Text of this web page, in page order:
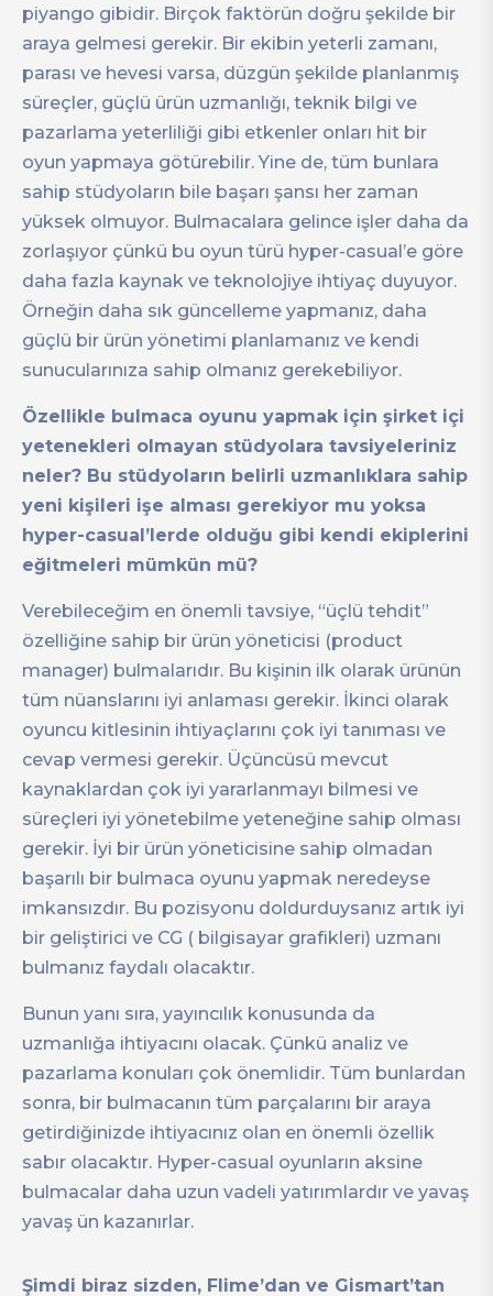
piyango gibidir. Birçok faktörün doğru şekilde bir
araya gelmesi gerekir. Bir ekibin yeterli zamanı,
parası ve hevesi varsa, düzgün şekilde planlanmış
süreçler, güçlü ürün uzmanlığı, teknik bilgi ve
pazarlama yeterliliği gibi etkenler onları hit bir
oyun yapmaya götürebilir. Yine de, tüm bunlara
sahip stüdyoların bile başarı şansı her zaman
yüksek olmuyor. Bulmacalara gelince işler daha da
zorlaşıyor çünkü bu oyun türü hyper-casual’e göre
daha fazla kaynak ve teknolojiye ihtiyaç duyuyor.
Örneğin daha sık güncelleme yapmanız, daha
güçlü bir ürün yönetimi planlamanız ve kendi
sunucularınıza sahip olmanız gerekebiliyor.
Özellikle bulmaca oyunu yapmak için şirket içi
yetenekleri olmayan stüdyolara tavsiyeleriniz
neler? Bu stüdyoların belirli uzmanlıklara sahip
yeni kişileri işe alması gerekiyor mu yoksa
hyper-casual’lerde olduğu gibi kendi ekiplerini
eğitmeleri mümkün mü?
Verebileceğim en önemli tavsiye, “üçlü tehdit”
özelliğine sahip bir ürün yöneticisi (product
manager) bulmalarıdır. Bu kişinin ilk olarak ürünün
tüm nüanslarını iyi anlaması gerekir. İkinci olarak
oyuncu kitlesinin ihtiyaçlarını çok iyi tanıması ve
cevap vermesi gerekir. Üçüncüsü mevcut
kaynaklardan çok iyi yararlanmayı bilmesi ve
süreçleri iyi yönetebilme yeteneğine sahip olması
gerekir. İyi bir ürün yöneticisine sahip olmadan
başarılı bir bulmaca oyunu yapmak neredeyse
imkansızdır. Bu pozisyonu doldurduysanız artık iyi
bir geliştirici ve CG ( bilgisayar grafikleri) uzmanı
bulmanız faydalı olacaktır.
Bunun yanı sıra, yayıncılık konusunda da
uzmanlığa ihtiyacını olacak. Çünkü analiz ve
pazarlama konuları çok önemlidir. Tüm bunlardan
sonra, bir bulmacanın tüm parçalarını bir araya
getirdiğinizde ihtiyacınız olan en önemli özellik
sabır olacaktır. Hyper-casual oyunların aksine
bulmacalar daha uzun vadeli yatırımlardır ve yavaş
yavaş ün kazanırlar.
Şimdi biraz sizden, Flime’dan ve Gismart’tan